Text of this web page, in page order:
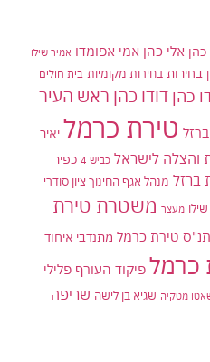
כהן אלי כהן אמי אפומדו אמיר שילו
בחירות בחירות מקומיות בית חולים
כהן דודו כהן ראש העיר
טירת כרמל יאיר
והצלה לישראל כביש 4
כפיר
ברזל מנהל אגף החינוך ציון סודרי
מעצר משטרת טירת
טירת כרמל מתנדבי איחוד
כרמל פיקוד העורף פלילי
מטקיה שגיא בן לישה שריפה